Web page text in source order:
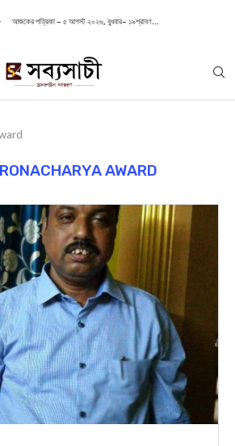
আজকের পত্রিকা – ৫ আগস্ট ২০২৬, বুধবার– ১৯শ্রাবণ...
AWARD